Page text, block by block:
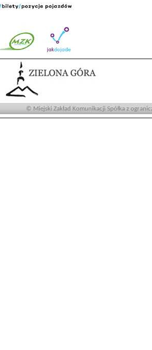
© Miejski Zakład Komunikacji Spółka z